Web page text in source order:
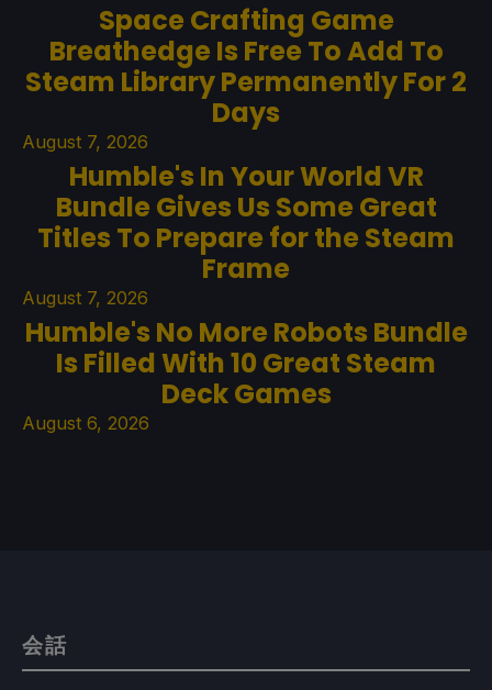
Space Crafting Game
Breathedge Is Free To Add To
Steam Library Permanently For 2
Days
August 7, 2026
Humble's In Your World VR
Bundle Gives Us Some Great
Titles To Prepare for the Steam
Frame
August 7, 2026
Humble's No More Robots Bundle
Is Filled With 10 Great Steam
Deck Games
August 6, 2026
会話